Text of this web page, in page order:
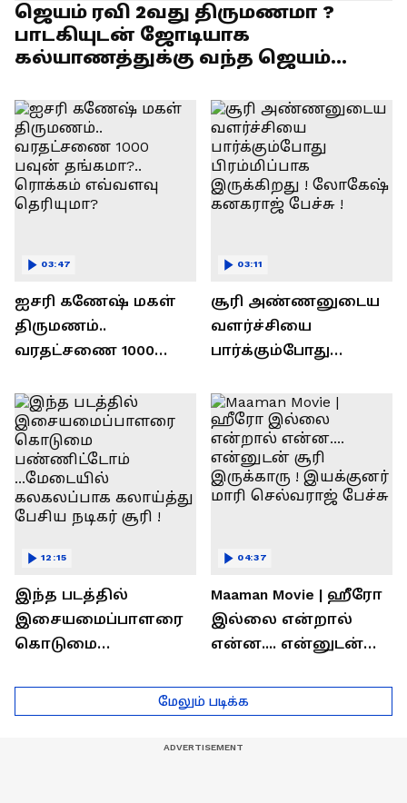
ஜெயம் ரவி 2வது திருமணமா ?
பாடகியுடன் ஜோடியாக
கல்யாணத்துக்கு வந்த ஜெயம்
ஐசரி கணேஷ் மகள்
திருமணம்..
வரதட்சணை 1000
ரொக்கம் எவ்வளவு
தெரியுமா?
03:47
சூரி அண்ணனுடைய
வளர்ச்சியை
பார்க்கும்போது
இருக்கிறது !
லோகேஷ் கனகராஜ்
பேச்சு !
03:11
இந்த படத்தில்
இசையமைப்பாளரை
கொடுமை
...மேடையில்
கலகலப்பாக
12:15
Maaman Movie | ஹீரோ
இல்லை என்றால்
என்ன.... என்னுடன்
இயக்குனர் மாரி
செல்வராஜ் பேச்சு
04:37
மேலும் படிக்க